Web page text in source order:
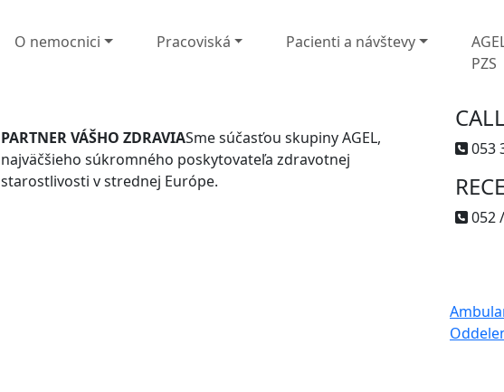
O nemocnici Pracoviská Pacienti a návštevy
PZS
PARTNER VÁŠHO ZDRAVIASme súčasťou skupiny AGEL,
najväčšieho súkromného poskytovateľa zdravotnej
starostlivosti v strednej Európe.
053
052